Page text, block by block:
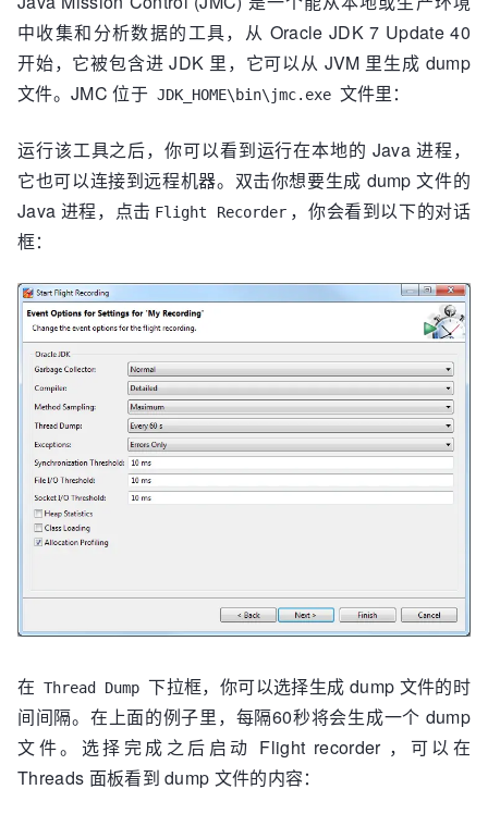
中收集和分析数据的工具，从 Oracle JDK 7 Update 40
开始，它被包含进 JDK 里，它可以从 JVM 里生成 dump
文件。JMC 位于 JDK_HOME\bin\jmc.exe 文件里：
运行该工具之后，你可以看到运行在本地的 Java 进程，
它也可以连接到远程机器。双击你想要生成 dump 文件的
Java 进程，点击 Flight Recorder ，你会看到以下的对话
框：
在 Thread Dump 下拉框，你可以选择生成 dump 文件的时
间间隔。在上面的例子里，每隔60秒将会生成一个 dump
文件。选择完成之后启动 Flight recorder ，可以在
Threads 面板看到 dump 文件的内容：